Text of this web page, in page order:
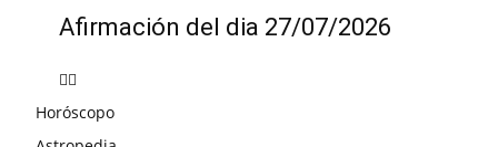
Afirmación del dia 27/07/2026
Horóscopo